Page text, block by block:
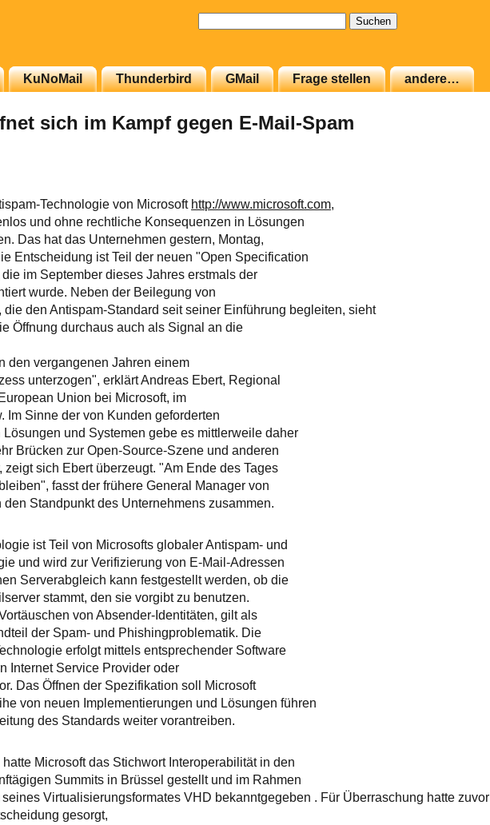
KuNoMail Thunderbird GMail Frage stellen andere…
sich im Kampf gegen E-Mail-Spam
Technologie von Microsoft http://www.microsoft.com,
und ohne rechtliche Konsequenzen in Lösungen
Das hat das Unternehmen gestern, Montag,
Entscheidung ist Teil der neuen "Open Specification
im September dieses Jahres erstmals der
wurde. Neben der Beilegung von
die den Antispam-Standard seit seiner Einführung begleiten, sieht
Öffnung durchaus auch als Signal an die
den vergangenen Jahren einem
unterzogen", erklärt Andreas Ebert, Regional
Union bei Microsoft, im
Im Sinne der von Kunden geforderten
Lösungen und Systemen gebe es mittlerweile daher
Brücken zur Open-Source-Szene und anderen
zeigt sich Ebert überzeugt. "Am Ende des Tages
fasst der frühere General Manager von
den Standpunkt des Unternehmens zusammen.
ist Teil von Microsofts globaler Antispam- und
und wird zur Verifizierung von E-Mail-Adressen
Serverabgleich kann festgestellt werden, ob die
stammt, den sie vorgibt zu benutzen.
von Absender-Identitäten, gilt als
der Spam- und Phishingproblematik. Die
erfolgt mittels entsprechender Software
Internet Service Provider oder
Das Öffnen der Spezifikation soll Microsoft
von neuen Implementierungen und Lösungen führen
des Standards weiter vorantreiben.
Microsoft das Stichwort Interoperabilität in den
Summits in Brüssel gestellt und im Rahmen
Virtualisierungsformates VHD bekanntgegeben . Für Überraschung hatte zuvor
gesorgt,